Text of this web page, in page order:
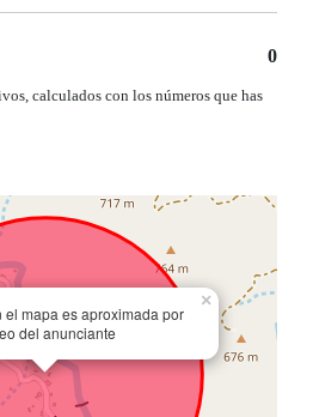
0
calculados con los números que has
el mapa es aproximada por
del anunciante
×